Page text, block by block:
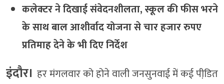
कलेक्टर ने दिखाई संवेदनशीलता, स्कूल की फीस भरने
के साथ बाल आशीर्वाद योजना से चार हजार रुपए
प्रतिमाह देने के भी दिए निर्देश
इंदौर। हर मंगलवार को होने वाली जनसुनवाई में कई पीडि़त